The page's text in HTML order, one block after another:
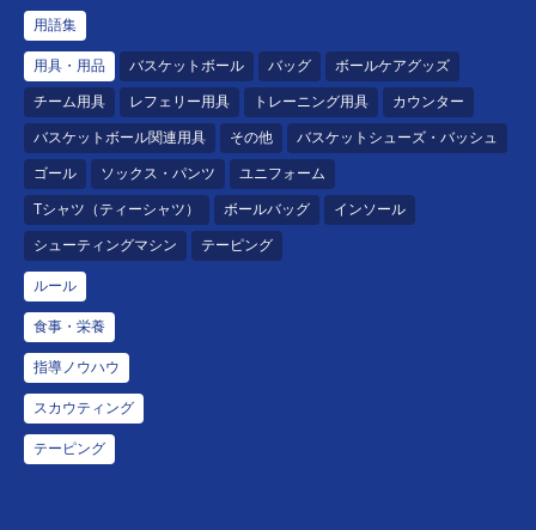
用語集
用具・用品 バスケットボール バッグ ボールケアグッズ
チーム用具 レフェリー用具 トレーニング用具 カウンター
バスケットボール関連用具 その他 バスケットシューズ・バッシュ
ゴール ソックス・パンツ ユニフォーム
Tシャツ（ティーシャツ） ボールバッグ インソール
シューティングマシン テーピング
ルール
食事・栄養
指導ノウハウ
スカウティング
テーピング